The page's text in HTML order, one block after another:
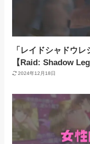
「レイドシャドウ
【Raid: Shadow
2024年12月18日